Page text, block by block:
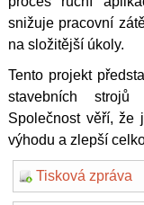
snižuje pracovní
na složitější úkoly.
Tento projekt
stavebních
Společnost věří, že
výhodu a zlepší
Tisková zpráva